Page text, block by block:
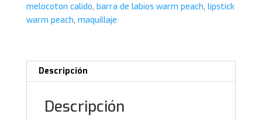
melocoton calido, barra de labios warm peach, lipstick
warm peach, maquillaje
Descripción
Descripción